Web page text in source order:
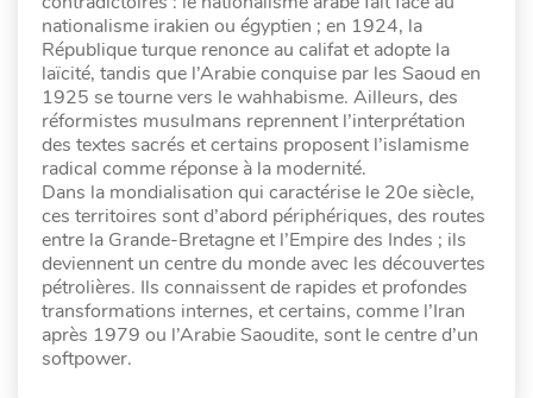
nationalisme irakien ou égyptien ; en 1924, la
République turque renonce au califat et adopte la
laïcité, tandis que l’Arabie conquise par les Saoud en
1925 se tourne vers le wahhabisme. Ailleurs, des
réformistes musulmans reprennent l’interprétation
des textes sacrés et certains proposent l’islamisme
radical comme réponse à la modernité.
Dans la mondialisation qui caractérise le 20e siècle,
ces territoires sont d’abord périphériques, des routes
entre la Grande-Bretagne et l’Empire des Indes ; ils
deviennent un centre du monde avec les découvertes
pétrolières. Ils connaissent de rapides et profondes
transformations internes, et certains, comme l’Iran
après 1979 ou l’Arabie Saoudite, sont le centre d’un
softpower.